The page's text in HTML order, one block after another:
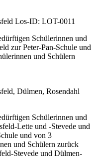
Los-ID: LOT-0011
Schülerinnen und
zur Peter-Pan-Schule und
und Schülern
Dülmen, Rosendahl
Schülerinnen und
Lette und -Stevede und
und von 3
und Schülern zurück
Stevede und Dülmen-